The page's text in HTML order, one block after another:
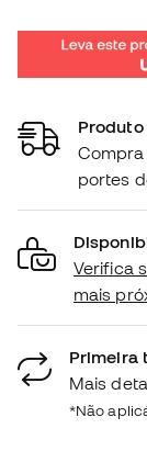
portes
Verifica
mais
Primeira
Mais
*Não